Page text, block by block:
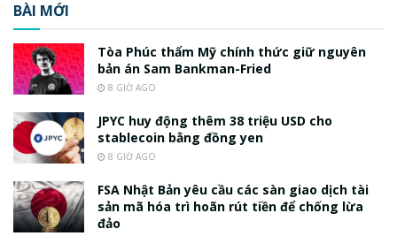
BÀI MỚI
Tòa Phúc thẩm Mỹ chính thức giữ nguyên
bản án Sam Bankman-Fried
8 GIỜ AGO
JPYC huy động thêm 38 triệu USD cho
stablecoin bằng đồng yen
8 GIỜ AGO
FSA Nhật Bản yêu cầu các sàn giao dịch tài
sản mã hóa trì hoãn rút tiền để chống lừa
đảo